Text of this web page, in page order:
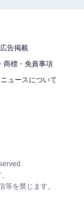
広告掲載
商標・免責事項
ュースについて
を禁じます。